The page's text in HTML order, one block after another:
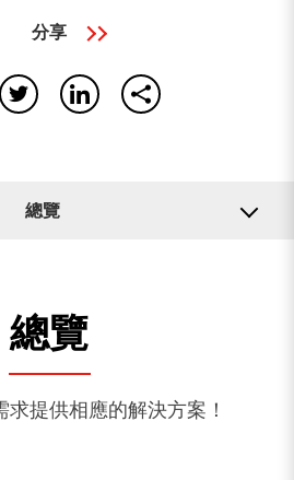
單詞拼寫正確或嘗試不同的關鍵
字。再次搜尋
分享
總覽
相關機器
總覽
提供相應的解決方案！